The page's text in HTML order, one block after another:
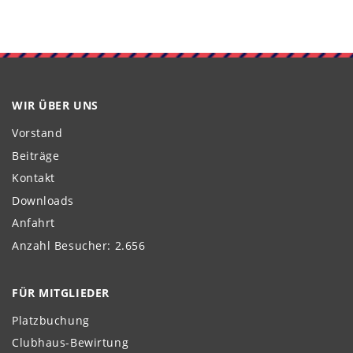
WIR ÜBER UNS
Vorstand
Beiträge
Kontakt
Downloads
Anfahrt
Anzahl Besucher: 2.656
FÜR MITGLIEDER
Platzbuchung
Clubhaus-Bewirtung